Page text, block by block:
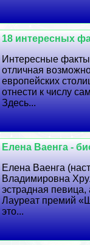
18 интересных
Интересные
отличная
европейских
отнести к числу
Здесь...
Елена Ваенга -
Елена Ваенга
Владимировна
эстрадная певица,
Лауреат премий
это...